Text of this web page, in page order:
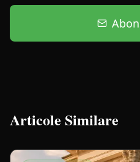
Articole Similare